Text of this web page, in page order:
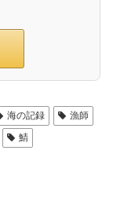
海の記録
漁師
鯖